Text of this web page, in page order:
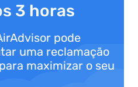
3 horas
pode
uma reclamação
maximizar o seu